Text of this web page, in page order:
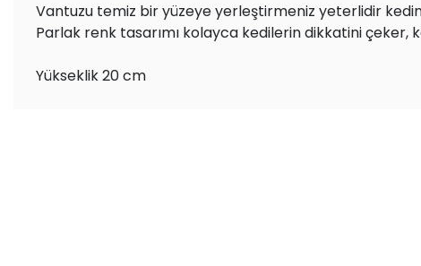
Vantuzu temiz bir yüzeye yerleştirmeniz yeterlidir
Parlak renk tasarımı kolayca kedilerin dikkatini çeker,
Yükseklik 20 cm